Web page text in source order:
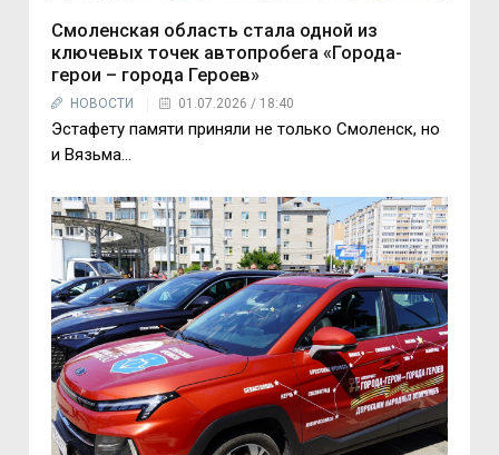
Смоленская область стала одной из
ключевых точек автопробега «Города-
герои – города Героев»
НОВОСТИ 01.07.2026 / 18:40
Эстафету памяти приняли не только Смоленск, но
и Вязьма...